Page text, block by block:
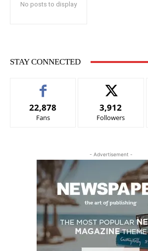
No posts to display
STAY CONNECTED
22,878
Fans
3,912
Followers
- Advertisement -